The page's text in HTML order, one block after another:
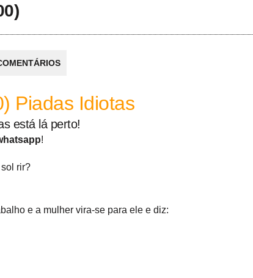
Piadas Idiotas
está lá perto!
!
rir?
e a mulher vira-se para ele e diz: